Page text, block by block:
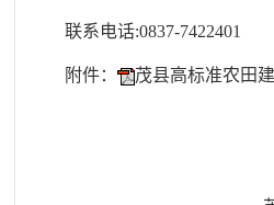
联系电话:0837-7422401
附件： 茂县高标准农田